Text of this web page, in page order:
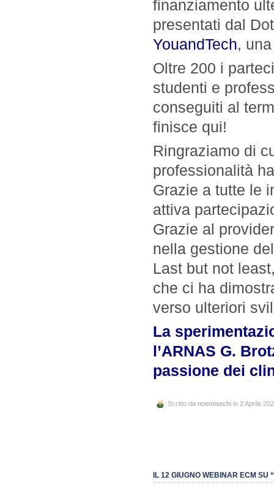
finanziamento
presentati dal
YouandTech,
Oltre 200 i
studenti e
conseguiti al
finisce qui!
Ringraziamo di
professionalità
Grazie a tutte le
attiva
Grazie al
nella gestione
Last but not
che ci ha
verso ulteriori
La
l’ARNAS G.
passione dei
Scritto da noemisechi in 2 Aprile
IL 12 GIUGNO WEBINAR ECM SU